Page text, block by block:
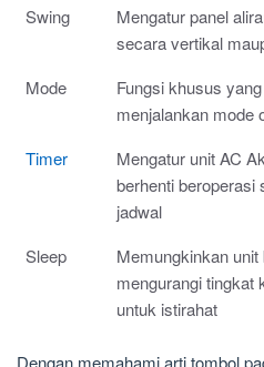
Swing
Mengatur panel
secara vertikal
Mode
Fungsi khusus
menjalankan mode
Timer
Mengatur unit AC
berhenti beroperasi
jadwal
Sleep
Memungkinkan
mengurangi tingkat
untuk istirahat
Dengan memahami arti tombol